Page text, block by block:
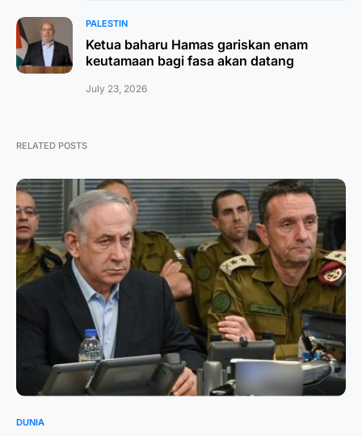
PALESTIN
Ketua baharu Hamas gariskan enam
keutamaan bagi fasa akan datang
July 23, 2026
RELATED POSTS
DUNIA